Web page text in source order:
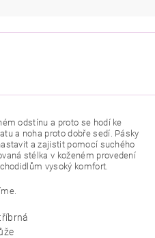
odstínu a proto se hodí ke
a noha proto dobře sedí. Pásky
a zajistit pomocí suchého
stélka v koženém provedení
vysoký komfort.